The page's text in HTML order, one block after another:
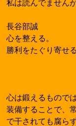
私は読んでません
長谷部誠
心を整える。
勝利をたぐり寄せ
心は鍛えるもので
装備することで、
で干されても腐ら